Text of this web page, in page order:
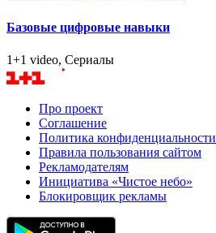
Базовые цифровые навыки
1+1 video, Сериалы
Про проект
Соглашение
Политика конфиденциальности
Правила пользования сайтом
Рекламодателям
Инициатива «Чистое небо»
Блокировщик рекламы